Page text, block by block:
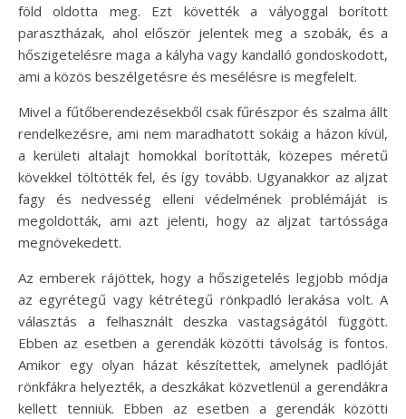
föld oldotta meg. Ezt követték a vályoggal borított
parasztházak, ahol először jelentek meg a szobák, és a
hőszigetelésre maga a kályha vagy kandalló gondoskodott,
ami a közös beszélgetésre és mesélésre is megfelelt.
Mivel a fűtőberendezésekből csak fűrészpor és szalma állt
rendelkezésre, ami nem maradhatott sokáig a házon kívül,
a kerületi altalajt homokkal borították, közepes méretű
kövekkel töltötték fel, és így tovább. Ugyanakkor az aljzat
fagy és nedvesség elleni védelmének problémáját is
megoldották, ami azt jelenti, hogy az aljzat tartóssága
megnövekedett.
Az emberek rájöttek, hogy a hőszigetelés legjobb módja
az egyrétegű vagy kétrétegű rönkpadló lerakása volt. A
választás a felhasznált deszka vastagságától függött.
Ebben az esetben a gerendák közötti távolság is fontos.
Amikor egy olyan házat készítettek, amelynek padlóját
rönkfákra helyezték, a deszkákat közvetlenül a gerendákra
kellett tenniük. Ebben az esetben a gerendák közötti